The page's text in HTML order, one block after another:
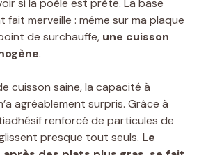
fait merveille : même sur ma plaque
de surchauffe, une cuisson
.
cuisson saine, la capacité à
agréablement surpris. Grâce à
renforcé de particules de
presque tout seuls. Le